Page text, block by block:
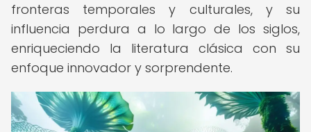
fronteras temporales y culturales, y su
influencia perdura a lo largo de los siglos,
enriqueciendo la literatura clásica con su
enfoque innovador y sorprendente.